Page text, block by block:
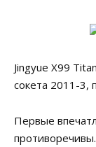
Jingyue X99
сокета 2011-3,
Первые